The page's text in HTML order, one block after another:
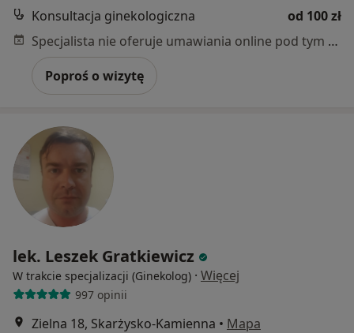
Konsultacja ginekologiczna
od 100 zł
Specjalista nie oferuje umawiania online pod tym adresem.
Poproś o wizytę
lek. Leszek Gratkiewicz
W trakcie specjalizacji (Ginekolog) · Więcej
997 opinii
Zielna 18, Skarżysko-Kamienna • Mapa